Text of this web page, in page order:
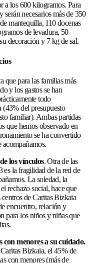
a los 600 kilogramos. Para
serán necesarios más de 350
mantequilla, 110 docenas
de levadura, 50
decoración y 7 kg de sal.
que para las familias más
y los gastos se han
todo
(43% del presupuesto
familiar). Ambas partidas
que hemos observado en
se ha convertido
acompañamos.
los vínculos. Otra de las
es la fragilidad de la red de
La soledad, la
rechazo social, hace que
de Caritas Bizkaia
encuentro, relación y
para los niños y niñas que
con menores a su cuidado.
Bizkaia, el 45% de
con menores (más de